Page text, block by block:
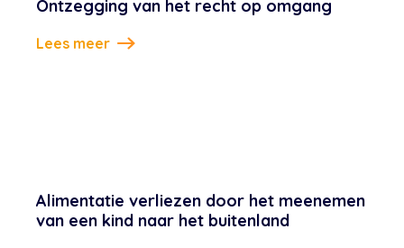
Ontzegging van het recht op omgang
Lees meer
Alimentatie verliezen door het meenemen
van een kind naar het buitenland